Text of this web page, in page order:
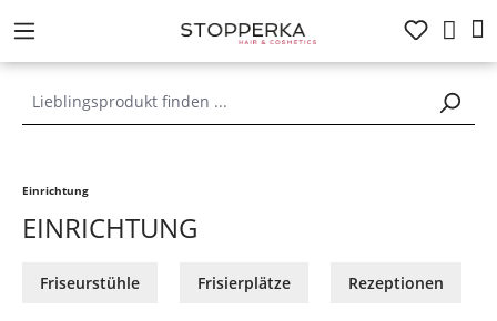
springen
Einrichtung
EINRICHTUNG
Friseurstühle Frisierplätze Rezeptionen